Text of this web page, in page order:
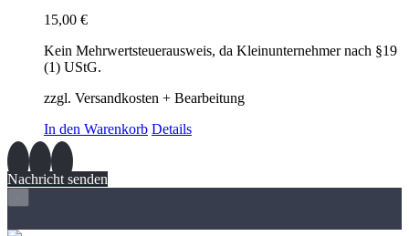
15,00 €
Kein Mehrwertsteuerausweis, da Kleinunternehmer nach §19
(1) UStG.
zzgl. Versandkosten + Bearbeitung
In den Warenkorb Details
Nachricht senden